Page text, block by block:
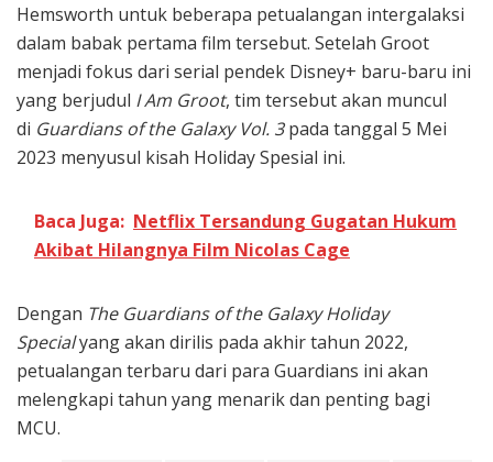
Hemsworth untuk beberapa petualangan intergalaksi
dalam babak pertama film tersebut. Setelah Groot
menjadi fokus dari serial pendek Disney+ baru-baru ini
yang berjudul I Am Groot, tim tersebut akan muncul
di Guardians of the Galaxy Vol. 3pada tanggal 5 Mei
2023 menyusul kisah Holiday Spesial ini.
Baca Juga: Netflix Tersandung Gugatan Hukum
Akibat Hilangnya Film Nicolas Cage
Dengan The Guardians of the Galaxy Holiday
Specialyang akan dirilis pada akhir tahun 2022,
petualangan terbaru dari para Guardians ini akan
melengkapi tahun yang menarik dan penting bagi
MCU.